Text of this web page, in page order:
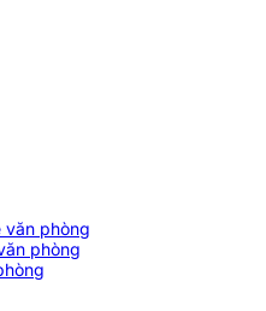
văn phòng
phòng